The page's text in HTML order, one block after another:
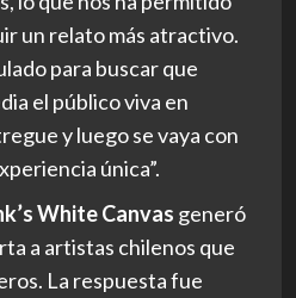
un relato más atractivo.
para buscar que
el público viva en
y luego se vaya con
única”.
White Canvas generó
a artistas chilenos que
La respuesta fue